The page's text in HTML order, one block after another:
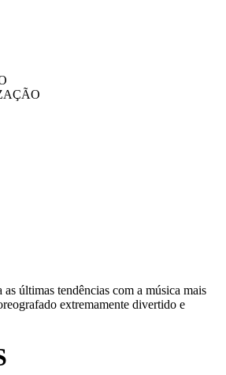
últimas tendências com a música mais
extremamente divertido e